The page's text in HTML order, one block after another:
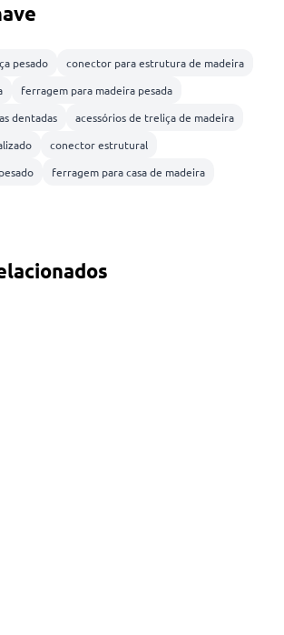
pesado
conector para estrutura de madeira
ferragem para madeira pesada
dentadas
acessórios de treliça de madeira
conector estrutural
ferragem para casa de madeira